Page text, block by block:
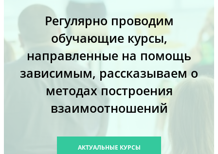
Регулярно проводим
обучающие курсы,
направленные на помощь
зависимым, рассказываем о
методах построения
взаимоотношений
АКТУАЛЬНЫЕ КУРСЫ